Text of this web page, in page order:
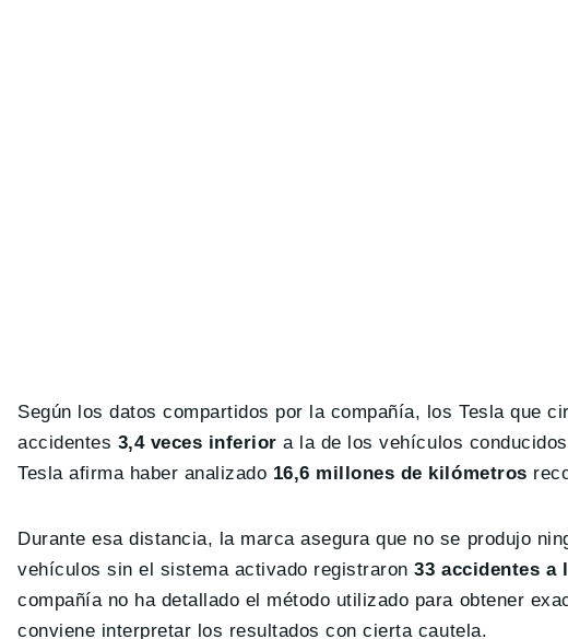
Según los datos compartidos por la compañía, los Tesla que
accidentes 3,4 veces inferior a la de los vehículos
Tesla afirma haber analizado 16,6 millones de kilómetros
Durante esa distancia, la marca asegura que no se produjo
vehículos sin el sistema activado registraron33 accidentes a
compañía no ha detallado el método utilizado para obtener
conviene interpretar los resultados con cierta cautela.